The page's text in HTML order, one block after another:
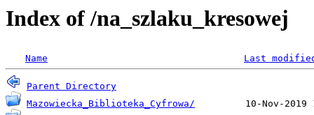
Index of /na_szlaku_kresowej
Name Last
Parent Directory
Mazowiecka_Biblioteka_Cyfrowa/